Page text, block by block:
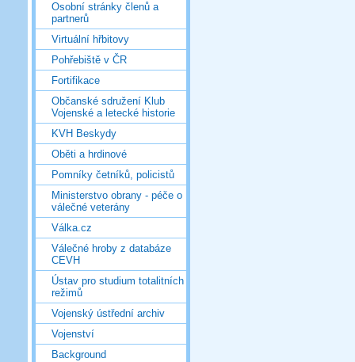
Osobní stránky členů a
partnerů
Virtuální hřbitovy
Pohřebiště v ČR
Fortifikace
Občanské sdružení Klub
Vojenské a letecké historie
KVH Beskydy
Oběti a hrdinové
Pomníky četníků, policistů
Ministerstvo obrany - péče o
válečné veterány
Válka.cz
Válečné hroby z databáze
CEVH
Ústav pro studium totalitních
režimů
Vojenský ústřední archiv
Vojenství
Background